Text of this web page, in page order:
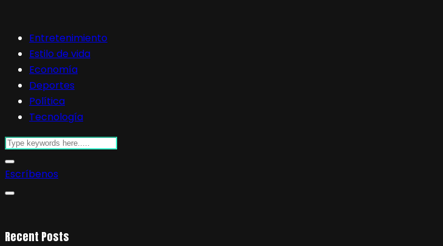
Entretenimiento
Estilo de vida
Economía
Deportes
Política
Tecnología
Escríbenos
Recent Posts